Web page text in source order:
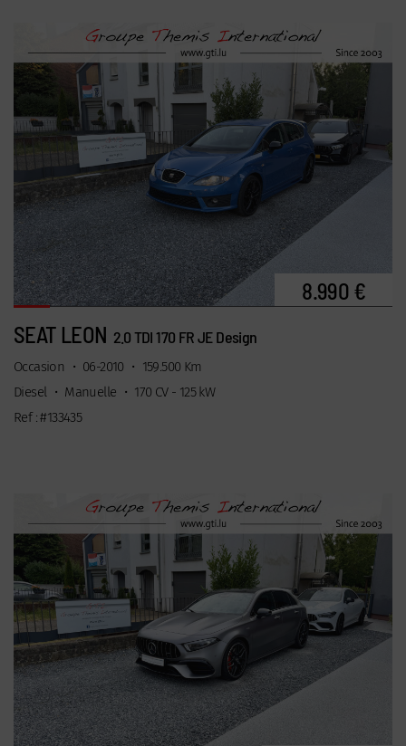
8.990 €
SEAT LEON 2.0 TDI 170 FR JE Design
Occasion • 06-2010 • 159.500 Km
Diesel • Manuelle • 170 CV - 125 kW
Ref : #133435